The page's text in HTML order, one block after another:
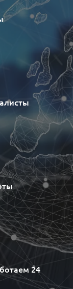
24